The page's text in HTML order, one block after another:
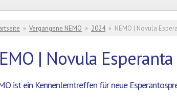
sind hier
» Vergangene NEMO » 2024 » NEMO | Novula
| Novula
ist ein Kennenlerntreffen für neue